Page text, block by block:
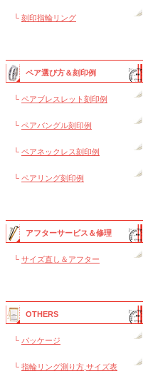
└ 刻印指輪リング
ペア選び方＆刻印例
└ ペアブレスレット刻印例
└ ペアバングル刻印例
└ ペアネックレス刻印例
└ ペアリング刻印例
アフターサービス＆修理
└ サイズ直し＆アフター
OTHERS
└ パッケージ
└ 指輪リング測り方,サイズ表